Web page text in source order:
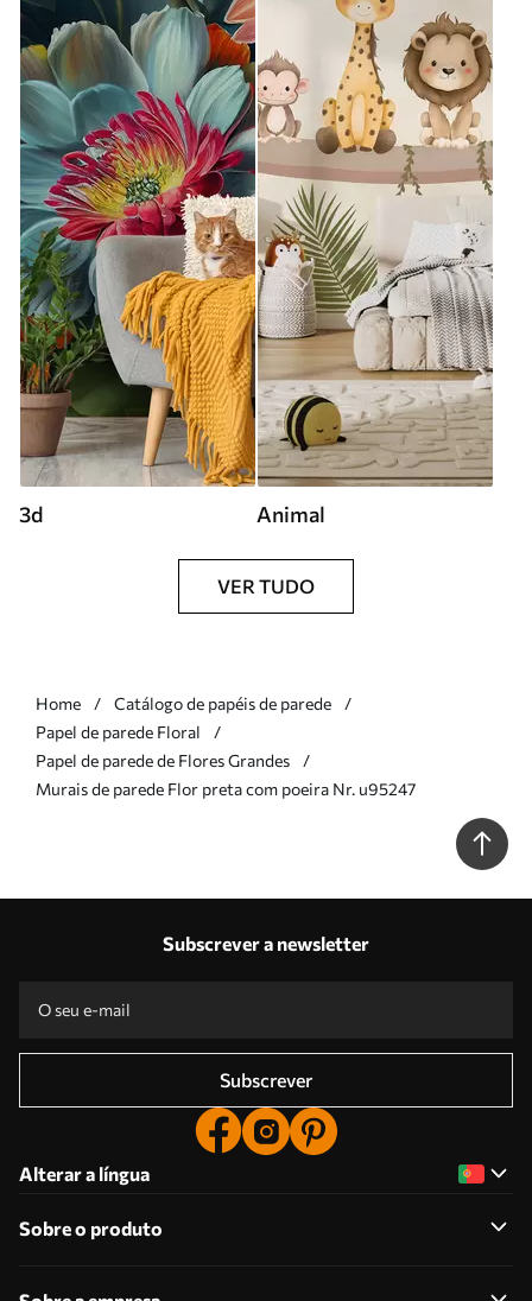
3d Animal
VER TUDO
Home
Catálogo de papéis de parede
Papel de parede Floral
Papel de parede de Flores Grandes
Murais de parede Flor preta com poeira Nr. u95247
Subscrever a newsletter
Subscrever
Alterar a língua
Sobre o produto